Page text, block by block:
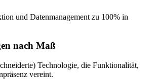
und Datenmanagement zu 100% in
nach Maß
Technologie, die Funktionalität,
vereint.